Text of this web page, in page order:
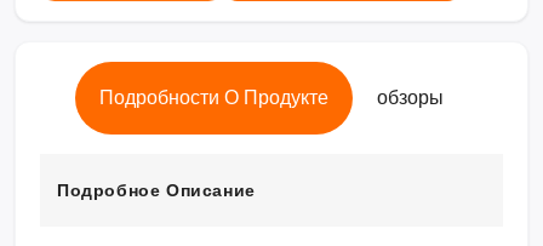
Подробности О Продукте обзоры
Подробное Описание